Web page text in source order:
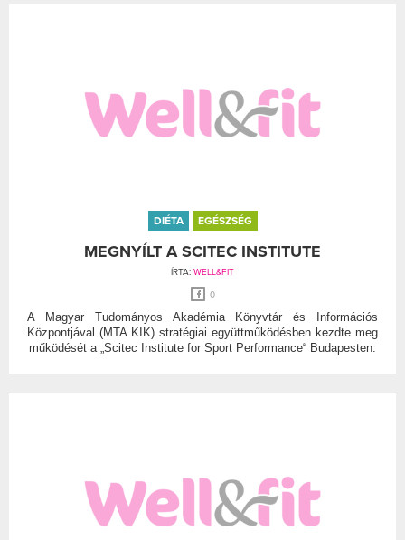
DIÉTA EGÉSZSÉG
MEGNYÍLT A SCITEC INSTITUTE
ÍRTA: WELL&FIT
0
A Magyar Tudományos Akadémia Könyvtár és Információs
Központjával (MTA KIK) stratégiai együttműködésben kezdte meg
működését a „Scitec Institute for Sport Performance“ Budapesten.